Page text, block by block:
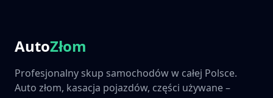
AutoZłom
Profesjonalny skup samochodów w całej Polsce.
Auto złom, kasacja pojazdów, części używane –